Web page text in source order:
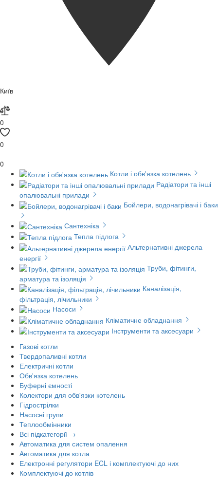
Київ
0
0
0
Котли і обв'язка котелень
Радіатори та інші
опалювальні прилади
Бойлери, водонагрівачі і баки
Сантехніка
Тепла підлога
Альтернативні джерела
енергії
Труби, фітинги,
арматура та ізоляція
Каналізація,
фільтрація, лічильники
Насоси
Кліматичне обладнання
Інструменти та аксесуари
Газові котли
Твердопаливні котли
Електричні котли
Обв'язка котелень
Буферні ємності
Колектори для обв'язки котелень
Гідрострілки
Насосні групи
Теплообмінники
Всі підкатегорії →
Автоматика для систем опалення
Автоматика для котла
Електронні регулятори ECL і комплектуючі до них
Комплектуючі до котлів